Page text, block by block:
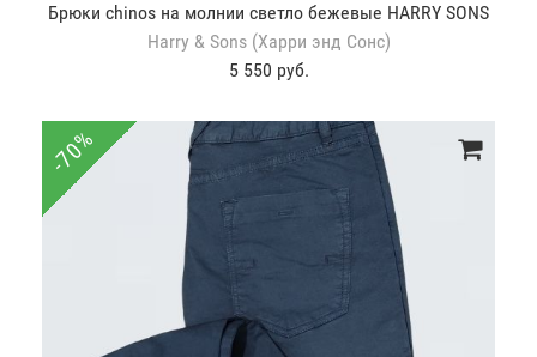
Брюки chinos на молнии светло бежевые HARRY SONS
Harry & Sons (Харри энд Сонс)
5 550 руб.
-70%